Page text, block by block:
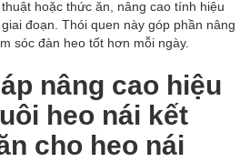
hoặc thức ăn, nâng cao tính hiệu
đoạn. Thói quen này góp phần nâng
sóc đàn heo tốt hơn mỗi ngày.
nâng cao hiệu
heo nái kết
cho heo nái